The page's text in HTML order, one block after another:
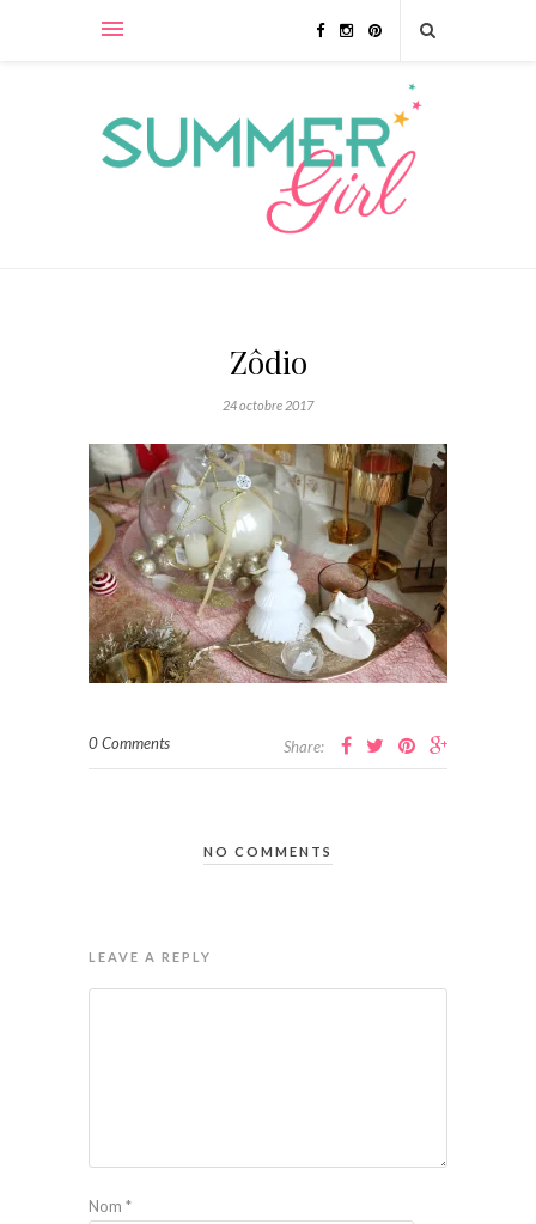
Zôdio
24 octobre 2017
0 Comments Share:
NO COMMENTS
LEAVE A REPLY
Nom *